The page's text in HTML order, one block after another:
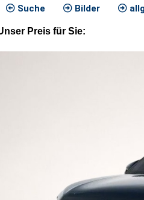
Suche Bilder
Preis für Sie: